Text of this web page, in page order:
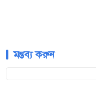
মন্তব্য করুন